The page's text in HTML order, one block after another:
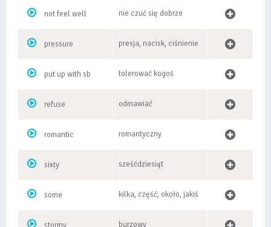
not feel well nie czuć się dobrze
pressure presja, nacisk, ciśnienie
put up with sb tolerować kogoś
refuse odmawiać
romantic romantyczny
sixty sześćdziesiąt
some kilka, część, około, jakiś
burzowy